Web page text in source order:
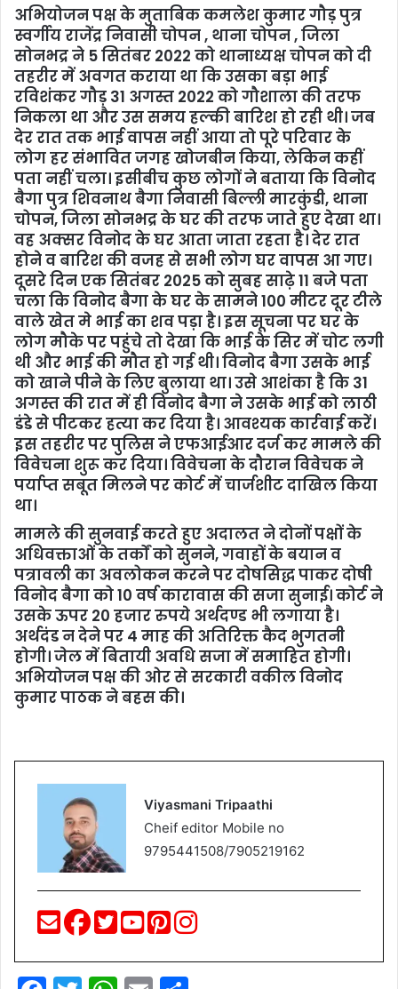
अभियोजन पक्ष के मुताबिक कमलेश कुमार गौड़ पुत्र
स्वर्गीय राजेंद्र निवासी चोपन , थाना चोपन , जिला
सोनभद्र ने 5 सितंबर 2022 को थानाध्यक्ष चोपन को दी
तहरीर में अवगत कराया था कि उसका बड़ा भाई
रविशंकर गौड़ 31 अगस्त 2022 को गौशाला की तरफ
निकला था और उस समय हल्की बारिश हो रही थी। जब
देर रात तक भाई वापस नहीं आया तो पूरे परिवार के
लोग हर संभावित जगह खोजबीन किया, लेकिन कहीं
पता नहीं चला। इसीबीच कुछ लोगों ने बताया कि विनोद
बैगा पुत्र शिवनाथ बैगा निवासी बिल्ली मारकुंडी, थाना
चोपन, जिला सोनभद्र के घर की तरफ जाते हुए देखा था।
वह अक्सर विनोद के घर आता जाता रहता है। देर रात
होने व बारिश की वजह से सभी लोग घर वापस आ गए।
दूसरे दिन एक सितंबर 2025 को सुबह साढ़े 11 बजे पता
चला कि विनोद बैगा के घर के सामने 100 मीटर दूर टीले
वाले खेत मे भाई का शव पड़ा है। इस सूचना पर घर के
लोग मौके पर पहुंचे तो देखा कि भाई के सिर में चोट लगी
थी और भाई की मौत हो गई थी। विनोद बैगा उसके भाई
को खाने पीने के लिए बुलाया था। उसे आशंका है कि 31
अगस्त की रात में ही विनोद बैगा ने उसके भाई को लाठी
डंडे से पीटकर हत्या कर दिया है। आवश्यक कार्रवाई करें।
इस तहरीर पर पुलिस ने एफआईआर दर्ज कर मामले की
विवेचना शुरू कर दिया। विवेचना के दौरान विवेचक ने
पर्याप्त सबूत मिलने पर कोर्ट में चार्जशीट दाखिल किया
था।
मामले की सुनवाई करते हुए अदालत ने दोनों पक्षों के
अधिवक्ताओं के तर्कों को सुनने, गवाहों के बयान व
पत्रावली का अवलोकन करने पर दोषसिद्ध पाकर दोषी
विनोद बैगा को 10 वर्ष कारावास की सजा सुनाई। कोर्ट ने
उसके ऊपर 20 हजार रुपये अर्थदण्ड भी लगाया है।
अर्थदंड न देने पर 4 माह की अतिरिक्त कैद भुगतनी
होगी। जेल में बितायी अवधि सजा में समाहित होगी।
अभियोजन पक्ष की ओर से सरकारी वकील विनोद
कुमार पाठक ने बहस की।
Viyasmani Tripaathi
Cheif editor Mobile no
9795441508/7905219162